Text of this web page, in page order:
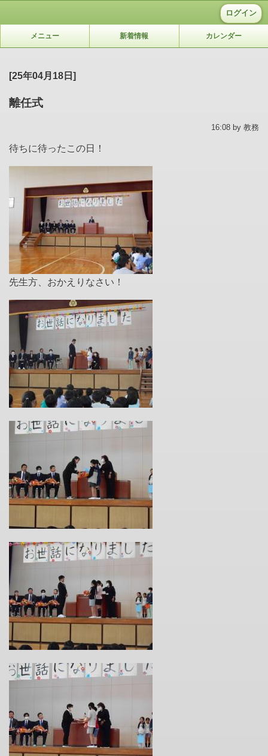
ログイン
メニュー 新着情報 カレンダー
[25年04月18日]
離任式
16:08 by 教務
待ちに待ったこの日！
先生方、おかえりなさい！